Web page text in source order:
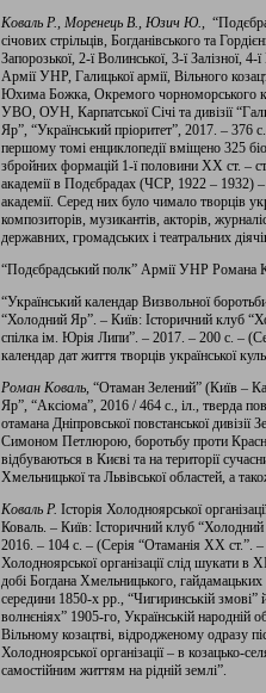
Коваль Р., Моренець В., Юзич Ю.,
січових стрільців, Богданівського та
Запорозької, 2-ї Волинської, 3-ї Залізної, 4-
Армії УНР, Галицької армії, Вільного
Юхима Божка, Окремого чорноморського
УВО, ОУН, Карпатської Січі та дивізії
Яр”, “Український пріоритет”, 2017. – 376
першому томі енциклопедії вміщено 325
збройних формацій 1-ї половини ХХ ст. –
академії в Подєбрадах (ЧСР, 1922 – 1932) –
академії. Серед них було чимало творців
композиторів, музикантів, акторів,
державних, громадських і театральних
“Подєбрадський полк” Армії УНР Романа
“Український календар Визвольної
“Холодний Яр”. – Київ: Історичний клуб
спілка ім. Юрія Липи”. – 2017. – 200 с. –
календар дат життя творців української
Роман Коваль, “Отаман Зелений” (Київ –
Яр”, “Аксіома”, 2016 / 464 с., іл., тверда
отамана Дніпровської повстанської
Симоном Петлюрою, боротьбу проти
відбуваються в Києві та на території
Хмельницької та Львівської областей, а
Коваль Р. Історія Холодноярської
Коваль. – Київ: Історичний клуб
2016. – 104 с. – (Серія “Отаманія ХХ ст.”.
Холодноярської організації слід шукати
добі Богдана Хмельницького,
середини 1850-х рр., “Чигиринській змові”
волнєніях” 1905-го, Українській народній
Вільному козацтві, відродженому одразу
Холодноярської організації – в козацько-
самостійним життям на рідній землі”.